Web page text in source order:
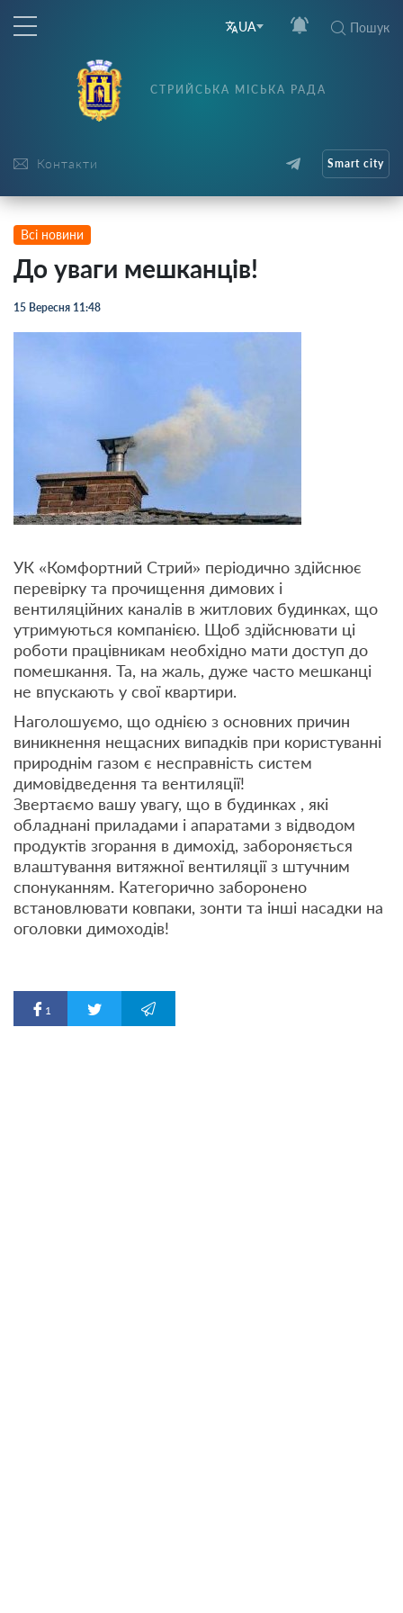
UA Пошук
Контакти
СТРИЙСЬКА МІСЬКА РАДА
Smart city
1
Всі новини
До уваги мешканців!
15 Вересня 11:48
УК «Комфортний Стрий» періодично здійснює
перевірку та прочищення димових і
вентиляційних каналів в житлових будинках, що
утримуються компанією. Щоб здійснювати ці
роботи працівникам необхідно мати доступ до
помешкання. Та, на жаль, дуже часто мешканці
не впускають у свої квартири.
Наголошуємо, що однією з основних причин
виникнення нещасних випадків при користуванні
природнім газом є несправність систем
димовідведення та вентиляції!
Звертаємо вашу увагу, що в будинках , які
обладнані приладами і апаратами з відводом
продуктів згорання в димохід, забороняється
влаштування витяжної вентиляції з штучним
спонуканням. Категорично заборонено
встановлювати ковпаки, зонти та інші насадки на
оголовки димоходів!